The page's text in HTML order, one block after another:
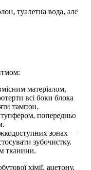
туалетна вода, але
матеріалом,
всі боки блока
тампон.
попередньо
зонах —
зубочистку.
тканини.
хімії, ацетону,